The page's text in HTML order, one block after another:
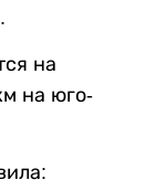
.
на
на юго-